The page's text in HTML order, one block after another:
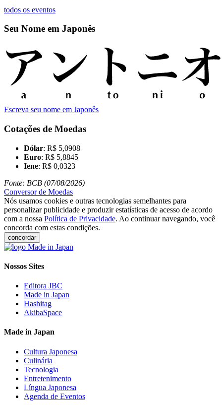
todos os eventos
Seu Nome em Japonês
Escreva seu nome em Japonês
Cotações de Moedas
Dólar: R$ 5,0908
Euro: R$ 5,8845
Iene: R$ 0,0323
Fonte: BCB (07/08/2026)
Conversor de Moedas
Nós usamos cookies e outras tecnologias semelhantes para
personalizar publicidade e produzir estatísticas de acesso de acordo
com a nossa Política de Privacidade. Ao continuar navegando, você
concorda com estas condições.
concordar
Nossos Sites
Editora JBC
Made in Japan
Hashitag
AkibaSpace
Made in Japan
Cultura Japonesa
Culinária
Tecnologia
Entretenimento
Língua Japonesa
Agenda de Eventos